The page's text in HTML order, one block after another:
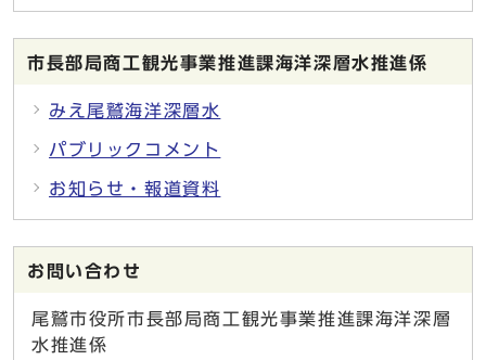
市長部局商工観光事業推進課海洋深層水推進係
みえ尾鷲海洋深層水
パブリックコメント
お知らせ・報道資料
お問い合わせ
尾鷲市役所市長部局商工観光事業推進課海洋深層
水推進係